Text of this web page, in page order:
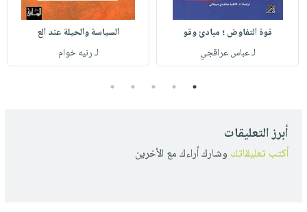
قوة التفاوض ؛ مبادئ وقو
لـ عباس عراقجي
السياسة والحيلة عند الع
لـ رنيه خوام
1
2
3
4
5
أبرز التعليقات
أكتب تعليقاتك وشارك أراءك مع الأخرين